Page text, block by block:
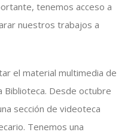
tenemos acceso a
nuestros trabajos a
el material multimedia de
Biblioteca. Desde octubre
sección de videoteca
Tenemos una